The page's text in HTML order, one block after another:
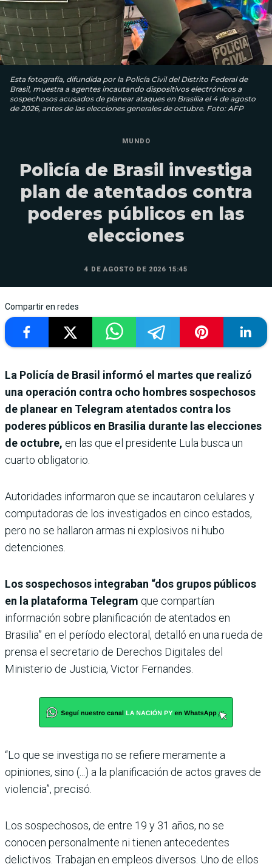
Esta fotografía, difundida por la Policía Civil del Distrito Federal de
Brasil, muestra a agentes incautando dispositivos electrónicos a
sospechosos acusados ​​de planear ataques en Brasilia el 4 de agosto
de 2026, antes de las elecciones generales de octubre. Foto: AFP
MUNDO
Policía de Brasil investiga
plan de atentados contra
poderes públicos en las
elecciones
4 DE AGOSTO DE 2026 15:45
Compartir en redes
La Policía de Brasil informó el martes que realizó
una operación contra ocho hombres sospechosos
de planear en Telegram atentados contra los
poderes públicos en Brasilia durante las elecciones
de octubre, en las que el presidente Lula busca un
cuarto obligatorio.
Autoridades informaron que se incautaron celulares y
computadoras de los investigados en cinco estados,
pero no se hallaron armas ni explosivos ni hubo
detenciones.
Los sospechosos integraban “dos grupos públicos
en la plataforma Telegram que compartían
información sobre planificación de atentados en
Brasilia” en el período electoral, detalló en una rueda de
prensa el secretario de Derechos Digitales del
Ministerio de Justicia, Victor Fernandes.
“Lo que se investiga no se refiere meramente a
opiniones, sino (...) a la planificación de actos graves de
violencia”, precisó.
Los sospechosos, de entre 19 y 31 años, no se
conocen personalmente ni tienen antecedentes
delictivos. Trabajan en empleos diversos. Uno de ellos